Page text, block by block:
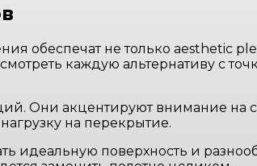
обеспечат не только aesthetic
каждую альтернативу с
Они акцентируют внимание на
на перекрытие.
идеальную поверхность и